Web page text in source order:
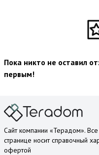
Пока никто не оставил
первым!
Сайт компании «Терадом».
странице носит справочный
офертой